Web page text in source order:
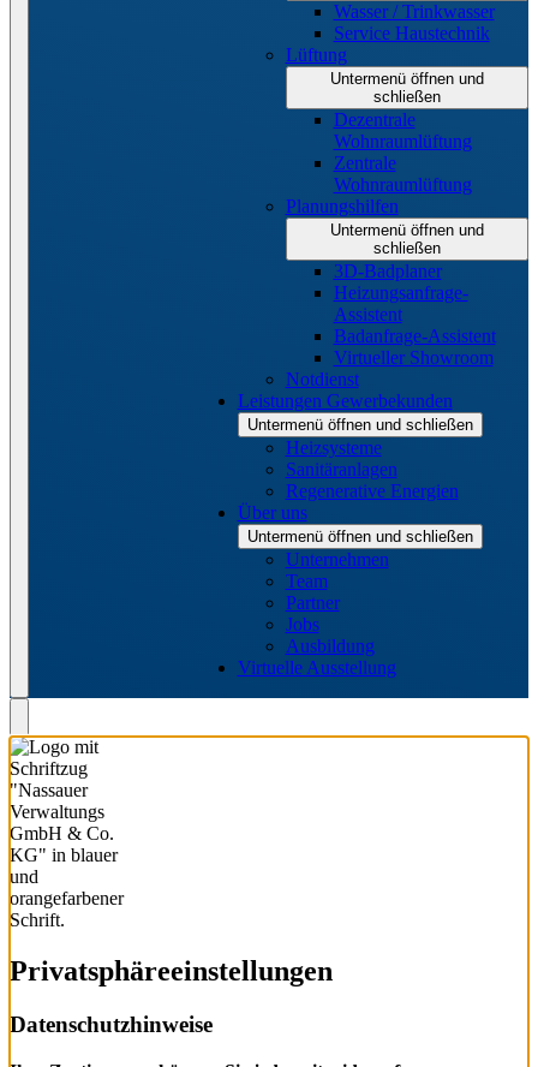
Wasser / Trinkwasser
Service Haustechnik
Lüftung
Untermenü öffnen und
schließen
Dezentrale
Wohnraumlüftung
Zentrale
Wohnraumlüftung
Planungshilfen
Untermenü öffnen und
schließen
3D-Badplaner
Heizungsanfrage-
Assistent
Badanfrage-Assistent
Virtueller Showroom
Notdienst
Leistungen Gewerbekunden
Untermenü öffnen und schließen
Heizsysteme
Sanitäranlagen
Regenerative Energien
Über uns
Untermenü öffnen und schließen
Unternehmen
Team
Partner
Jobs
Ausbildung
Virtuelle Ausstellung
Privatsphäre­einstellungen
Datenschutzhinweise